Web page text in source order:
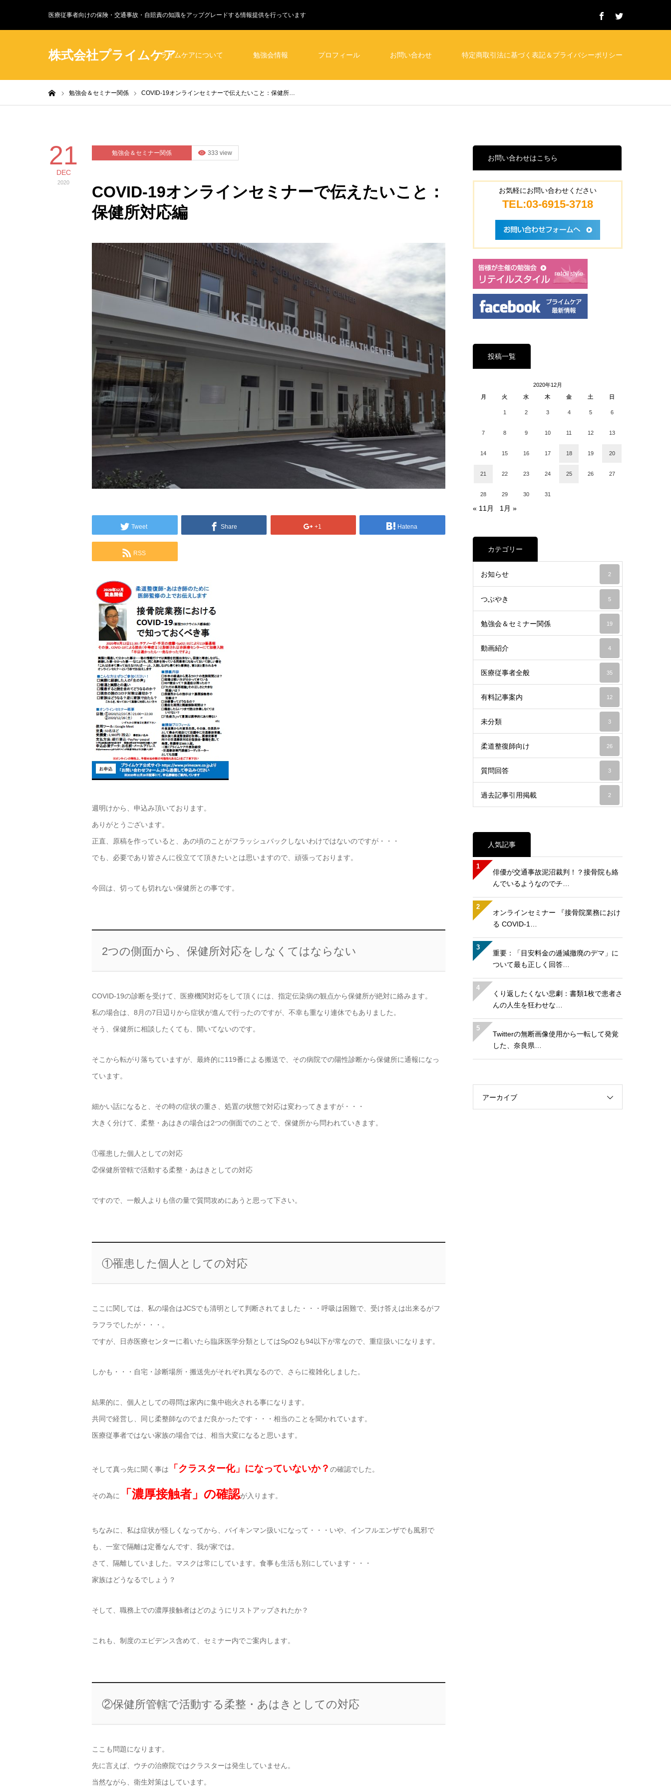
医療従事者向けの保険・交通事故・自賠責の知識をアップグレードする情報提供を行っています
株式会社プライムケアプライムケアについて 勉強会情報 プロフィール お問い合わせ 特定商取引法に基づく表記＆プライバシーポリシー
勉強会＆セミナー関係 COVID-19オンラインセミナーで伝えたいこと：保健所…
21
DEC
2020
勉強会＆セミナー関係 333 view
COVID-19オンラインセミナーで伝えたいこと：
保健所対応編
Tweet Share +1 Hatena
RSS
週明けから、申込み頂いております。
ありがとうございます。
正直、原稿を作っていると、あの頃のことがフラッシュバックしないわけではないのですが・・・
でも、必要であり皆さんに役立てて頂きたいとは思いますので、頑張っております。
今回は、切っても切れない保健所との事です。
2つの側面から、保健所対応をしなくてはならない
COVID-19の診断を受けて、医療機関対応をして頂くには、指定伝染病の観点から保健所が絶対に絡みます。
私の場合は、8月の7日辺りから症状が進んで行ったのですが、不幸も重なり連休でもありました。
そう、保健所に相談したくても、開いてないのです。
そこから転がり落ちていますが、最終的に119番による搬送で、その病院での陽性診断から保健所に通報になっ
ています。
細かい話になると、その時の症状の重さ、処置の状態で対応は変わってきますが・・・
大きく分けて、柔整・あはきの場合は2つの側面でのことで、保健所から問われていきます。
①罹患した個人としての対応
②保健所管轄で活動する柔整・あはきとしての対応
ですので、一般人よりも倍の量で質問攻めにあうと思って下さい。
①罹患した個人としての対応
ここに関しては、私の場合はJCSでも清明として判断されてました・・・呼吸は困難で、受け答えは出来るがフ
ラフラでしたが・・・。
ですが、日赤医療センターに着いたら臨床医学分類としてはSpO2も94以下が常なので、重症扱いになります。
しかも・・・自宅・診断場所・搬送先がそれぞれ異なるので、さらに複雑化しました。
結果的に、個人としての尋問は家内に集中砲火される事になります。
共同で経営し、同じ柔整師なのでまだ良かったです・・・相当のことを聞かれています。
医療従事者ではない家族の場合では、相当大変になると思います。
そして真っ先に聞く事は 「クラスター化」になっていないか？ の確認でした。
その為に 「濃厚接触者」の確認が入ります。
ちなみに、私は症状が怪しくなってから、バイキンマン扱いになって・・・いや、インフルエンザでも風邪で
も、一室で隔離は定番なんです、我が家では。
さて、隔離していました。マスクは常にしています。食事も生活も別にしています・・・
家族はどうなるでしょう？
そして、職務上での濃厚接触者はどのようにリストアップされたか？
これも、制度のエビデンス含めて、セミナー内でご案内します。
②保健所管轄で活動する柔整・あはきとしての対応
ここも問題になります。
先に言えば、ウチの治療院ではクラスターは発生していません。
当然ながら、衛生対策はしています。
お問い合わせはこちら
お気軽にお問い合わせください
TEL:03-6915-3718
投稿一覧
2020年12月
月
火 水 木 金 土 日
1 2 3 4 5 6
7 8 9 10 11 12 13
14 15 16 17 18 19 20
21 22 23 24 25 26 27
28 29 30 31
« 11月 1月 »
カテゴリー
お知らせ 2
つぶやき 5
勉強会＆セミナー関係 19
動画紹介 4
医療従事者全般 35
有料記事案内 12
未分類 3
柔道整復師向け 26
質問回答 3
過去記事引用掲載 2
人気記事
1
俳優が交通事故泥沼裁判！？接骨院も絡
んでいるようなのでチ…
2
オンラインセミナー 『接骨院業務におけ
る COVID-1…
3
重要：「目安料金の逓減撤廃のデマ」に
ついて最も正しく回答…
4
くり返したくない悲劇：書類1枚で患者さ
んの人生を狂わせな…
5
Twitterの無断画像使用から一転して発覚
した、奈良県…
アーカイブ